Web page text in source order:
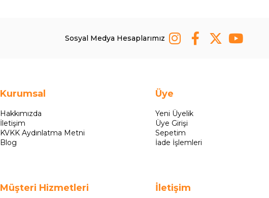
Sosyal Medya Hesaplarımız
Kurumsal
Hakkımızda
İletişim
KVKK Aydınlatma Metni
Blog
Müşteri Hizmetleri
Üye
Yeni Üyelik
Üye Girişi
Sepetim
İade İşlemleri
İletişim